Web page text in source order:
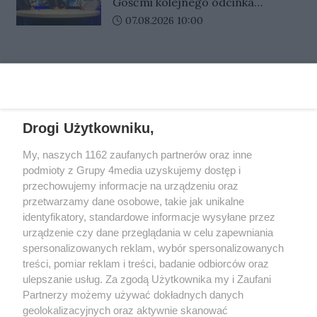
stronie telefonu.
letni mieszkaniec Gorzowa zaufał
fałszywym doradcom i stracił
Jarosław Miłkowski
programu Sport Info byli –
dziennikarz Przeglądu
Sportowego.
Data dodania artykułu:
07.08.2026 10:00
REKLAMA
Drogi Użytkowniku,
My, naszych 1162 zaufanych partnerów oraz inne
podmioty z Grupy 4media uzyskujemy dostęp i
przechowujemy informacje na urządzeniu oraz
przetwarzamy dane osobowe, takie jak unikalne
identyfikatory, standardowe informacje wysyłane przez
urządzenie czy dane przeglądania w celu zapewniania
spersonalizowanych reklam, wybór spersonalizowanych
treści, pomiar reklam i treści, badanie odbiorców oraz
ulepszanie usług. Za zgodą Użytkownika my i Zaufani
Partnerzy możemy używać dokładnych danych
geolokalizacyjnych oraz aktywnie skanować